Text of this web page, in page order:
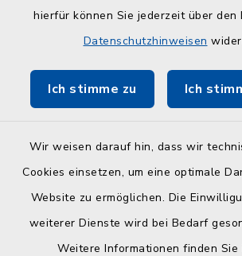
hierfür können Sie jederzeit über den
Datenschutzhinweisen
Ich stimme zu Ich
Wir weisen darauf hin, dass wir
Cookies einsetzen, um eine optimale
Website zu ermöglichen. Die
weiterer Dienste wird bei Bedarf
Weitere Informationen finden Sie
Kreisverwaltung Plön
ZuFiSH